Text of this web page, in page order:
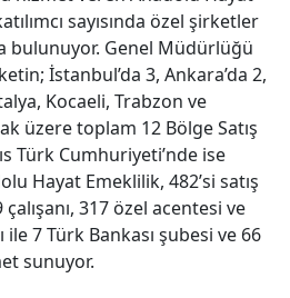
sayısında özel şirketler
bulunuyor. Genel Müdürlüğü
İstanbul’da 3, Ankara’da 2,
Kocaeli, Trabzon ve
üzere toplam 12 Bölge Satış
Türk Cumhuriyeti’nde ise
Hayat Emeklilik, 482’si satış
317 özel acentesi ve
ile 7 Türk Bankası şubesi ve 66
sunuyor.